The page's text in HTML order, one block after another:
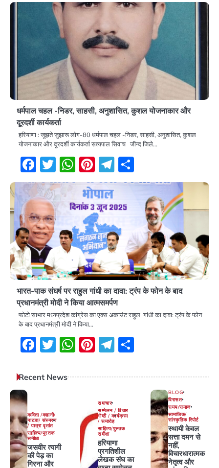
धर्मपाल चहल -निडर, साहसी, अनुशासित, कुशल योजनाकार और
दूरदर्शी कार्यकर्ता
हरियाणा : जूझते जुझारू लोग-80 धर्मपाल चहल -निडर, साहसी, अनुशासित, कुशल
योजनाकार और दूरदर्शी कार्यकर्ता सत्यपाल सिवाच जीन्द जिले…
Facebook
Twitter
WhatsApp
Pinterest
Telegram
भारत-पाक संघर्ष पर राहुल गांधी का दावा: ट्रंप के फोन के बाद
प्रधानमंत्री मोदी ने किया आत्मसमर्पण
फोटो साभार मध्यप्रदेश कांग्रेस का एक्स अकाउंट राहुल गांधी का दावा: ट्रंप के फोन
के बाद प्रधानमंत्री मोदी ने किया…
Facebook
Twitter
WhatsApp
Pinterest
Telegram
Recent News
कविता /कहानी/
नाटक/ संस्मरण
/ यात्रा वृतांत
साहित्य/पुस्तक
समीक्षा
जसवीर त्यागी
की पेड़ का
गिरना और
समाचार
सम्मेलन / विचार
गोष्ठी / कार्यक्रम
/ समारोह
साहित्य/पुस्तक
समीक्षा
हरियाणा
प्रगतिशील
लेखक संघ का
BLOG
विरासत
समय/समाज
सामाजिक/
सांस्कृतिक रिपोर्ट
स्थायी केवल
सत्ता दमन से
नहीं,
विचारधारात्मक
नेतृत्व और